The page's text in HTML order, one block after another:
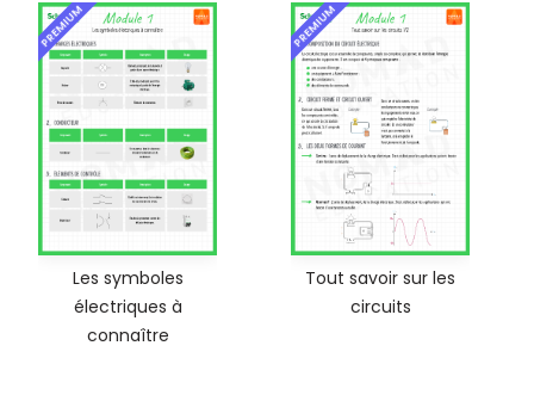
PREMIUM
Les symboles
électriques à
connaître
PREMIUM
Tout savoir sur les
circuits